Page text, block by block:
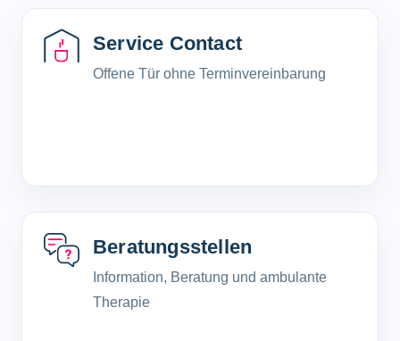
Service Contact
Offene Tür ohne Terminvereinbarung
Beratungsstellen
Information, Beratung und ambulante
Therapie